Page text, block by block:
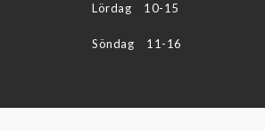
Lördag 10-15
Söndag 11-16